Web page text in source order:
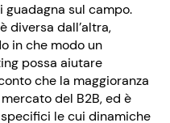
guadagna sul campo.
diversa dall’altra,
in che modo un
possa aiutare
che la maggioranza
del B2B, ed è
le cui dinamiche